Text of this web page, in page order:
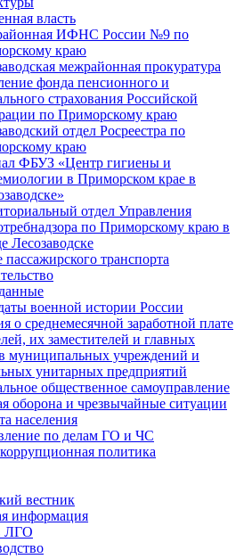
власть
ИФНС России №9 по
краю
межрайонная прокуратура
фонда пенсионного и
страхования Российской
по Приморскому краю
отдел Росреестра по
краю
ФБУЗ «Центр гигиены и
в Приморском крае в
отдел Управления
по Приморскому краю в
Лесозаводске
пассажирского транспорта
военной истории России
о среднемесячной заработной плате
их заместителей и главных
муниципальных учреждений и
унитарных предприятий
общественное самоуправление
оборона и чрезвычайные ситуации
населения
по делам ГО и ЧС
политика
вестник
информация
ЛГО